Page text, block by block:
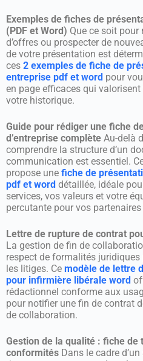
Exemples de fiches de
(PDF et Word) Que ce soit pour
d’offres ou prospecter de
de votre présentation est
ces 2 exemples de fiche de
entreprise pdf et word pour
en page efficaces qui
votre historique.
Guide pour rédiger une fiche
d’entreprise complète Au-delà
comprendre la structure d’un
communication est essentiel.
propose une fiche de
pdf et word détaillée, idéale
services, vos valeurs et votre
percutante pour vos
Lettre de rupture de contrat
La gestion de fin de
respect de formalités juridiques
les litiges. Ce modèle de lettre
pour infirmière libérale word
rédactionnel conforme aux
pour notifier une fin de contrat
de collaboration.
Gestion de la qualité : fiche de
conformités Dans le cadre